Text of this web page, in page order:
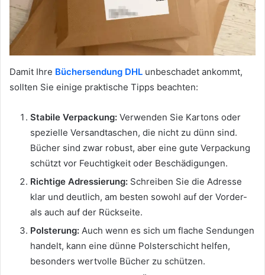
Damit Ihre Büchersendung DHL unbeschadet ankommt,
sollten Sie einige praktische Tipps beachten:
Stabile Verpackung: Verwenden Sie Kartons oder
spezielle Versandtaschen, die nicht zu dünn sind.
Bücher sind zwar robust, aber eine gute Verpackung
schützt vor Feuchtigkeit oder Beschädigungen.
Richtige Adressierung: Schreiben Sie die Adresse
klar und deutlich, am besten sowohl auf der Vorder-
als auch auf der Rückseite.
Polsterung: Auch wenn es sich um flache Sendungen
handelt, kann eine dünne Polsterschicht helfen,
besonders wertvolle Bücher zu schützen.